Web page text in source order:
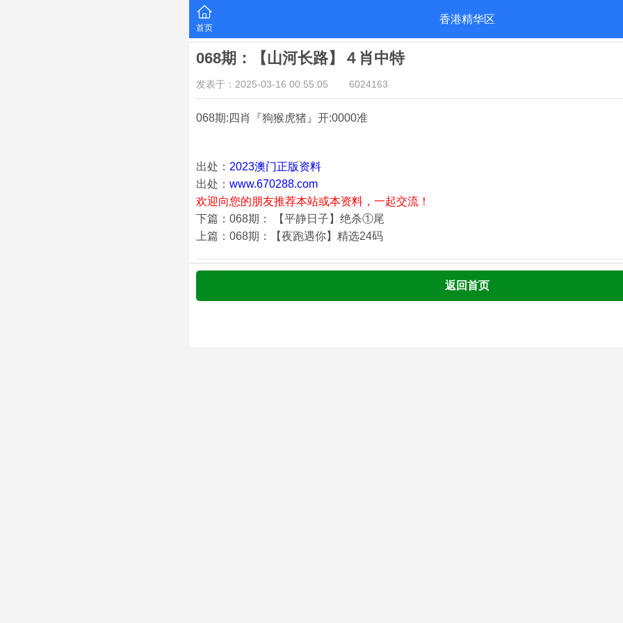
首页
香港精华区
068期：【山河长路】４肖中特
发表于：2025-03-16 00:55:05 6024163
068期:四肖『狗猴虎猪 』开:0000准
出处： 2023澳门正版资料
出处： www.670288.com
欢迎向您的朋友推荐本站或本资料，一起交流！
下篇：068期： 【平静日子】绝杀①尾
上篇：068期：【夜跑遇你】精选24码
返回首页